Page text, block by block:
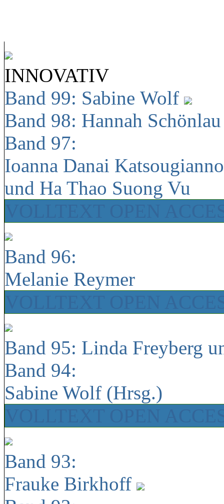
INNOVATIV
Band 99: Sabine Wolf
Band 98: Hannah
Band 97:
Ioanna Danai
und Ha Thao Suong Vu
Band 96:
Melanie Reymer
Band 95: Linda Freyberg
Band 94:
Sabine Wolf (Hrsg.)
Band 93:
Frauke Birkhoff